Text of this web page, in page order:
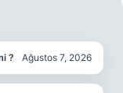
? Ağustos 7, 2026